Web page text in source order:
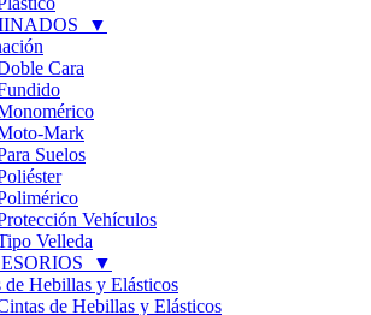
▼
Cara
Mark
Suelos
Vehículos
Velleda
▼
de Hebillas y Elásticos
de Hebillas y Elásticos